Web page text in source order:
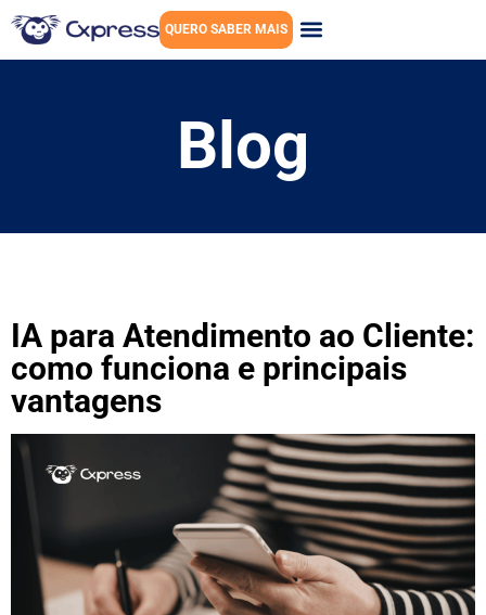
QUERO SABER MAIS
Blog
IA para Atendimento ao Cliente:
como funciona e principais
vantagens